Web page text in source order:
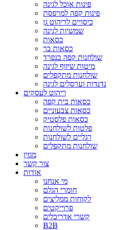
פינות אוכל לגינה
פינות קפה למרפסת
כיסויים לריהוט גן
שמשיות לגינה
כסאות
כסאות בר
שולחנות קפה בנפרד
מיטות שיזוף לגינה
שולחנות מתקפלים
נדנדות וערסלים לגינה
ריהוט לעסקים
כסאות בית קפה
כסאות צבעוניים
כסאות פלסטיק
פלטות לשולחנות
רגליים לשולחנות
שולחנות מתקפלים
מגזין
צור קשר
אודות
מי אנחנו
חומרי הגלם
לקוחות ממליצים
פרוייקטים
קשרי אדריכלים
B2B